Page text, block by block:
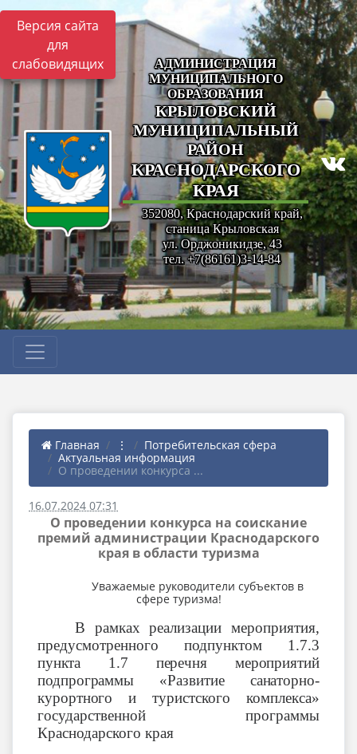
Версия сайта
для
слабовидящих
АДМИНИСТРАЦИЯ
МУНИЦИПАЛЬНОГО
ОБРАЗОВАНИЯ
КРЫЛОВСКИЙ
МУНИЦИПАЛЬНЫЙ
РАЙОН
КРАСНОДАРСКОГО
КРАЯ
352080, Краснодарский край,
станица Крыловская
ул. Орджоникидзе, 43
тел. +7(86161)3-14-84
Главная ⋮
Потребительская сфера
Актуальная информация
О проведении конкурса ...
16.07.2024 07:31
О проведении конкурса на соискание
премий администрации Краснодарского
края в области туризма
Уважаемые руководители субъектов в
сфере туризма!
В рамках реализации мероприятия,
предусмотренного подпунктом 1.7.3
пункта
1.7 перечня
мероприятий
подпрограммы
«Развитие
санаторно-
курортного и туристского комплекса»
государственной программы
Краснодарского края